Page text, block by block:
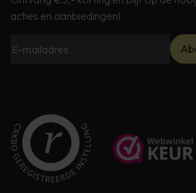
acties en aanbiedingen!